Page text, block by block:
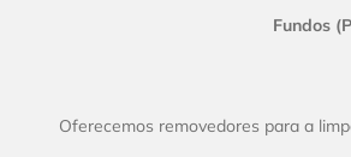
Fundos
Oferecemos removedores para a